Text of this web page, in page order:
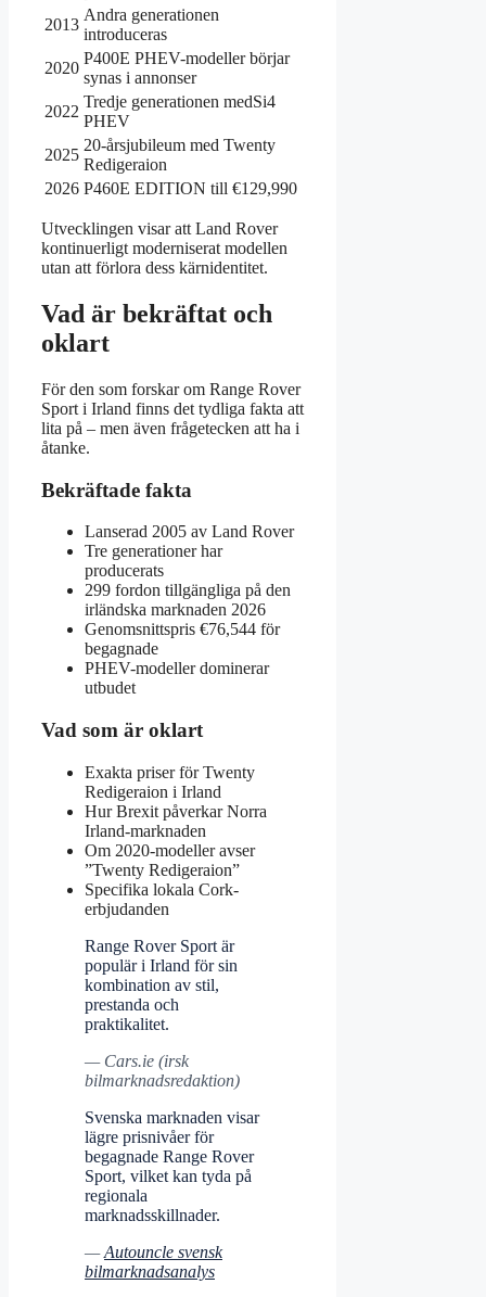
2013
Andra generationen
introduceras
2020
P400E PHEV-modeller börjar
synas i annonser
2022
Tredje generationen medSi4
PHEV
2025
20-årsjubileum med Twenty
Redigeraion
2026 P460E EDITION till €129,990
Utvecklingen visar att Land Rover
kontinuerligt moderniserat modellen
utan att förlora dess kärnidentitet.
Vad är bekräftat och
oklart
För den som forskar om Range Rover
Sport i Irland finns det tydliga fakta att
lita på – men även frågetecken att ha i
åtanke.
Bekräftade fakta
Lanserad 2005 av Land Rover
Tre generationer har
producerats
299 fordon tillgängliga på den
irländska marknaden 2026
Genomsnittspris €76,544 för
begagnade
PHEV-modeller dominerar
utbudet
Vad som är oklart
Exakta priser för Twenty
Redigeraion i Irland
Hur Brexit påverkar Norra
Irland-marknaden
Om 2020-modeller avser
”Twenty Redigeraion”
Specifika lokala Cork-
erbjudanden
Range Rover Sport är
populär i Irland för sin
kombination av stil,
prestanda och
praktikalitet.
— Cars.ie (irsk
bilmarknadsredaktion)
Svenska marknaden visar
lägre prisnivåer för
begagnade Range Rover
Sport, vilket kan tyda på
regionala
marknadsskillnader.
—Autouncle svensk
bilmarknadsanalys